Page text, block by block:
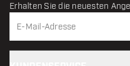
Erhalten Sie die neuesten